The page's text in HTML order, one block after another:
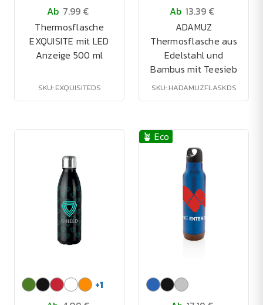
Ab 7.99 €
Thermosflasche
EXQUISITE mit LED
Anzeige 500 ml
SKU: EXQUISITEDS
Ab 13.39 €
ADAMUZ
Thermosflasche aus
Edelstahl und
Bambus mit Teesieb
SKU: HADAMUZFLASKDS
+1
🪴 Eco